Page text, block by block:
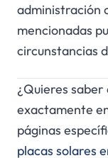
administración
mencionadas
circunstancias
¿Quieres saber
exactamente
páginas
placas solares